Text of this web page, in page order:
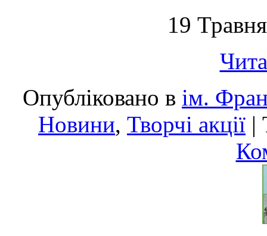
19
Опубліковано в ім.
Новини, Творчі акції |